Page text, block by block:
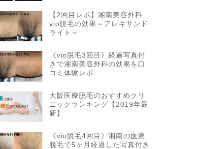
【2回目レポ】湘南美容外科
vio脱毛の効果～アレキサンド
ライト～
《vio脱毛3回目》経過写真付
きで湘南美容外科の効果を口
コミ体験レポ
大阪医療脱毛のおすすめクリ
ニックランキング【2019年最
新】
《vio脱毛4回目》湘南の医療
脱毛で5ヶ月経過した写真付き